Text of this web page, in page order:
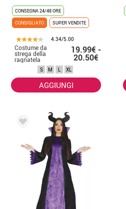
CONSEGNA 24/48 ORE
CONSIGLIATO
SUPER VENDITE
4.34/5.00
Costume da
strega della
ragnatela
argentata per
19.99€ -
20.50€
S M L XL
AGGIUNGI